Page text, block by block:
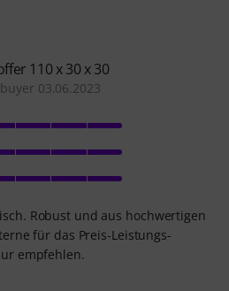
110 x 30 x 30
03.06.2023
Robust und aus hochwertigen
für das Preis-Leistungs-
empfehlen.